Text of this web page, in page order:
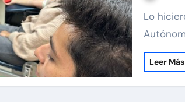
Lo hicieron de nuevo: la Facultad de Filosofía y Letras de la Universidad
Leer Más